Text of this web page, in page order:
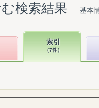
検索結果 基本
索引
（7件）